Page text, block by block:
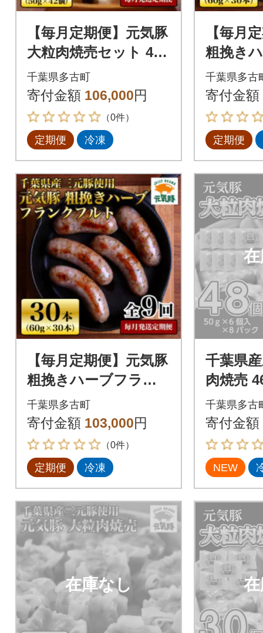
【毎月定期便】元気豚
大粒肉焼売セット 42
個セット(計2.1kg)全9
回
千葉県多古町
寄付金額 106,000円
（0件）
定期便 冷凍
【毎月
粗挽き
クフル
千葉県多古
寄付金額
定期便
【毎月定期便】元気豚
粗挽きハーブフラン
クフルト 30本セット
1.8kg(60g×30本)全9回
千葉県多古町
寄付金額 103,000円
（0件）
定期便 冷凍
千葉県
肉焼売
気豚
千葉県多古
寄付金額
NEW
在庫なし